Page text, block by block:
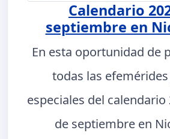
Calendario
septiembre en
En esta oportunidad de
todas las
especiales del calendario
de septiembre en